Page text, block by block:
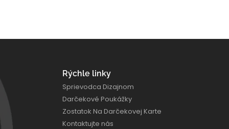
Rýchle linky
Sprievodca Dizajnom
Darčekové Poukážky
Zostatok Na Darčekovej Karte
Kontaktujte nás